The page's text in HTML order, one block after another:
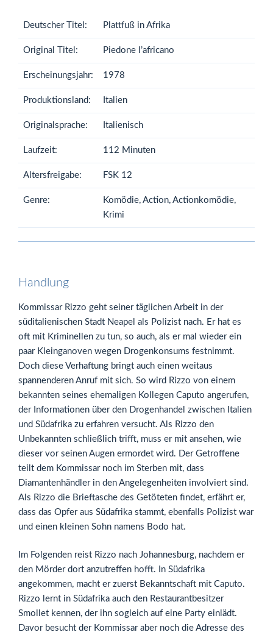
Deutscher Titel: Plattfuß in Afrika
Original Titel: Piedone l’africano
Erscheinungsjahr: 1978
Produktionsland: Italien
Originalsprache: Italienisch
Laufzeit: 112 Minuten
Altersfreigabe: FSK 12
Genre:
Komödie, Action, Actionkomödie,
Krimi
Handlung
Kommissar Rizzo geht seiner täglichen Arbeit in der
süditalienischen Stadt Neapel als Polizist nach. Er hat es
oft mit Kriminellen zu tun, so auch, als er mal wieder ein
paar Kleinganoven wegen Drogenkonsums festnimmt.
Doch diese Verhaftung bringt auch einen weitaus
spannenderen Anruf mit sich. So wird Rizzo von einem
bekannten seines ehemaligen Kollegen Caputo angerufen,
der Informationen über den Drogenhandel zwischen Italien
und Südafrika zu erfahren versucht. Als Rizzo den
Unbekannten schließlich trifft, muss er mit ansehen, wie
dieser vor seinen Augen ermordet wird. Der Getroffene
teilt dem Kommissar noch im Sterben mit, dass
Diamantenhändler in den Angelegenheiten involviert sind.
Als Rizzo die Brieftasche des Getöteten findet, erfährt er,
dass das Opfer aus Südafrika stammt, ebenfalls Polizist war
und einen kleinen Sohn namens Bodo hat.
Im Folgenden reist Rizzo nach Johannesburg, nachdem er
den Mörder dort anzutreffen hofft. In Südafrika
angekommen, macht er zuerst Bekanntschaft mit Caputo.
Rizzo lernt in Südafrika auch den Restaurantbesitzer
Smollet kennen, der ihn sogleich auf eine Party einlädt.
Davor besucht der Kommissar aber noch die Adresse des